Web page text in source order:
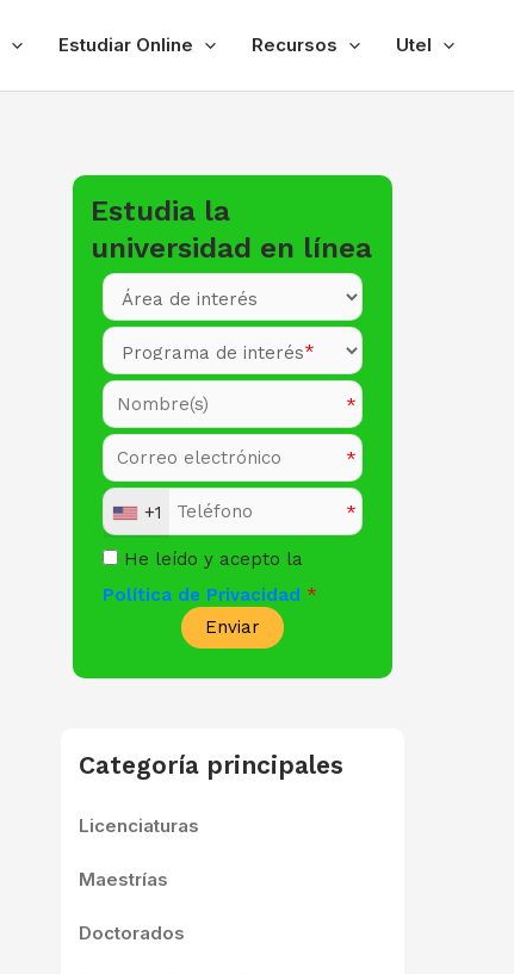
Estudiar Online Recursos Utel
Estudia la
universidad en línea
+1
He leído y acepto la
Política de Privacidad
Enviar
Categoría principales
Licenciaturas
Maestrías
Doctorados